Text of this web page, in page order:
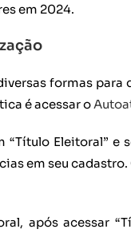
em 2024.
formas para
é acessar o
Eleitoral” e
em seu
após acessar